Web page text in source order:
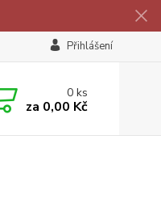
Přihlášení
0ks
za 0,00 Kč